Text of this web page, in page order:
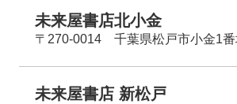
未来屋書店北小金
〒270-0014 千葉県松戸市小金1
未来屋書店 新松戸